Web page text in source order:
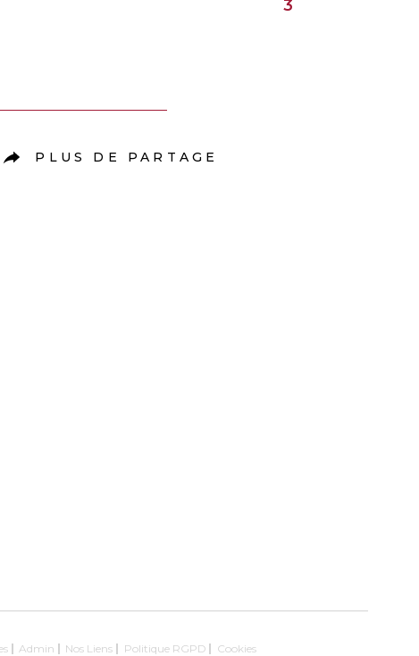
3
PLUS DE PARTAGE
Admin Nos Liens Politique RGPD Cookies